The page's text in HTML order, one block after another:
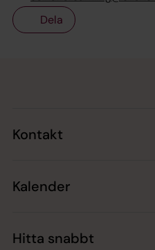
Dela
Kontakt
Kalender
Hitta snabbt